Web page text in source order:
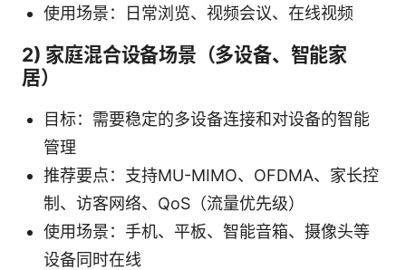
使用场景：日常浏览、视频会议、在线视频
2) 家庭混合设备场景（多设备、智能家
居）
目标：需要稳定的多设备连接和对设备的智能
管理
推荐要点：支持MU-MIMO、OFDMA、家长控
制、访客网络、QoS（流量优先级）
使用场景：手机、平板、智能音箱、摄像头等
设备同时在线